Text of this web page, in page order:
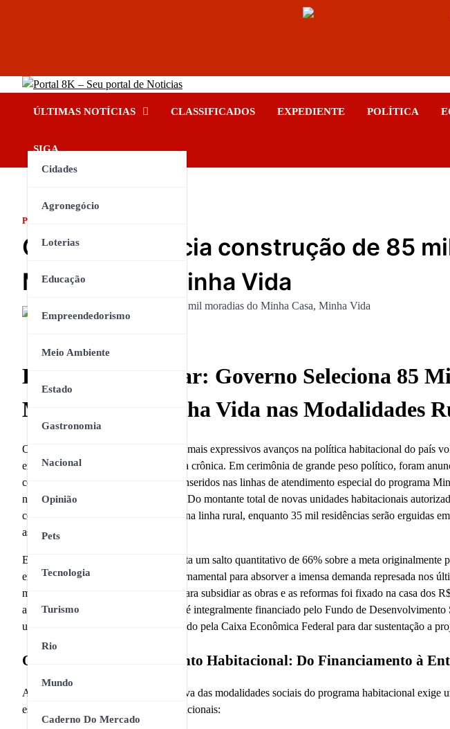
Portal 8K – Seu portal de Noticias
ÚLTIMAS NOTÍCIAS
Cidades
Agronegócio
Loterias
Educação
Empreendedorismo
Meio Ambiente
Estado
Gastronomia
Nacional
Opinião
Pets
Tecnologia
Turismo
Rio
Mundo
Caderno Do Mercado
CLASSIFICADOS EXPEDIENTE POLÍTICA
SIGA
POLÍTICA
Governo anuncia construção de 85
Minha Casa, Minha Vida
Habitação Popular: Governo Seleciona 85
Minha Casa, Minha Vida nas Modalidades
O governo federal oficializou um dos mais expressivos avanços na política habitacional do país
em situação de vulnerabilidade urbana crônica. Em cerimônia de grande peso político, foram
construção de 85 mil novos imóveis inseridos nas linhas de atendimento especial do programa
nas modalidades
. Do montante total de novas unidades habitacionais
comunidades agrícolas e extrativistas na linha rural, enquanto 35 mil residências serão erguidas
associações autogestionárias.
Este volume de contratações representa um salto quantitativo de 66% sobre a meta originalmente
envolvidos, refletindo o esforço governamental para absorver a imensa demanda represada nos
moradia. O aporte financeiro global para subsidiar as obras e as reformas foi fixado na casa dos
a execução e a liquidez dos contratos é integralmente financiado pelo Fundo de
um conselho curador e operacionalizado pela Caixa Econômica Federal para dar sustentação a
O Fluxo do Desenvolvimento Habitacional: Do Financiamento à
A engrenagem burocrática e construtiva das modalidades sociais do programa habitacional
estruturado nas seguintes etapas operacionais: